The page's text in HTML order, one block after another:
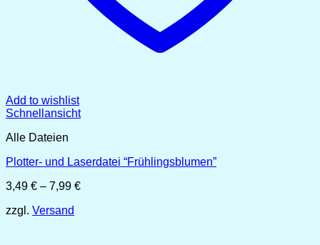
Add to wishlist
Schnellansicht
Alle Dateien
Plotter- und Laserdatei “Frühlingsblumen”
3,49 € – 7,99 €Preisspanne:
zzgl. Versand